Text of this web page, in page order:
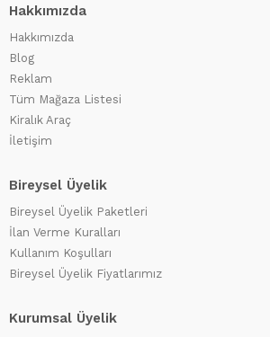
Hakkımızda
Hakkımızda
Blog
Reklam
Tüm Mağaza Listesi
Kiralık Araç
İletişim
Bireysel Üyelik
Bireysel Üyelik Paketleri
İlan Verme Kuralları
Kullanım Koşulları
Bireysel Üyelik Fiyatlarımız
Kurumsal Üyelik